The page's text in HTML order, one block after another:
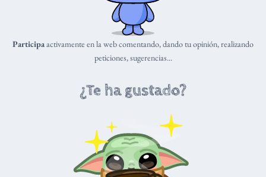
Participaactivamente en la web comentando, dando tu opinión, realizando
peticiones, sugerencias...
¿Te ha gustado?